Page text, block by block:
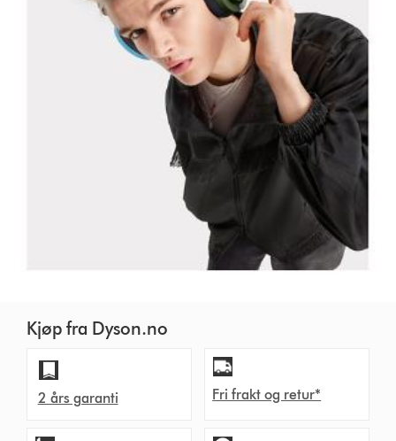
Kjøp fra Dyson.no
2 års garanti Fri frakt og retur*